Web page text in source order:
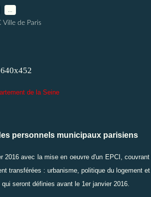
Ville de Paris
de la Seine
personnels municipaux parisiens
2016 avec la mise en oeuvre d'un EPCI
,
transférées : urbanisme, politique du logement et
seront définies avant le 1er janvier 2016.